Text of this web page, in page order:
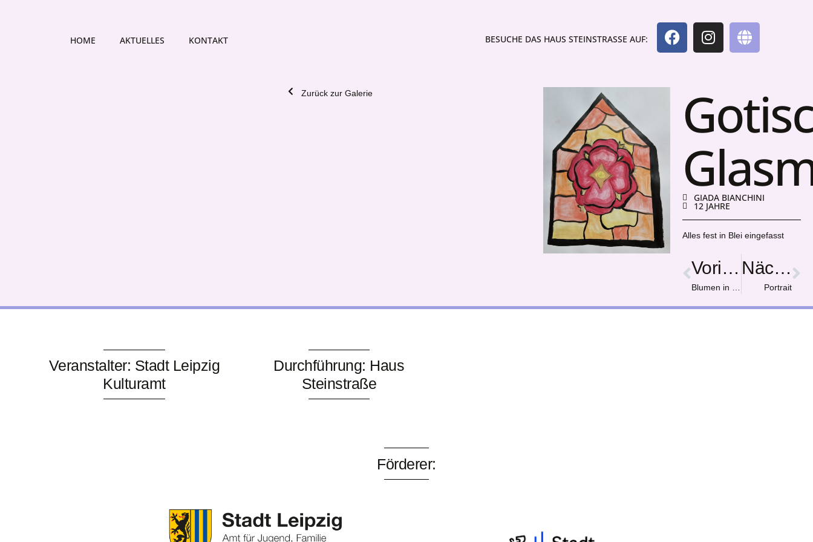
HOME AKTUELLES KONTAKT BESUCHE DAS HAUS STEINSTRASSE AUF:
Zurück zur Galerie
GIADA BIANCHINI
12 JAHRE
Alles fest in Blei eingefasst
Vorige Nächster
Portrait
Veranstalter: Stadt Leipzig
Kulturamt
Durchführung: Haus
Steinstraße
Förderer: